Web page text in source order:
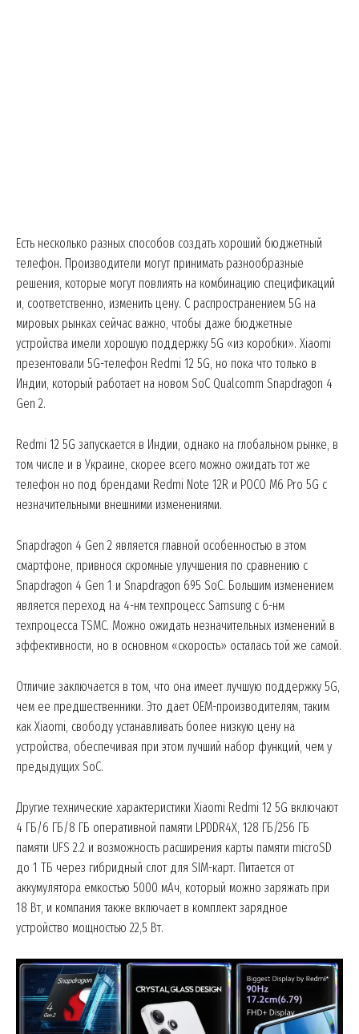
Есть несколько разных способов создать хороший бюджетный
телефон. Производители могут принимать разнообразные
решения, которые могут повлиять на комбинацию спецификаций
и, соответственно, изменить цену. С распространением 5G на
мировых рынках сейчас важно, чтобы даже бюджетные
устройства имели хорошую поддержку 5G «из коробки». Xiaomi
презентовали 5G-телефон Redmi 12 5G, но пока что только в
Индии, который работает на новом SoC Qualcomm Snapdragon 4
Gen 2.
Redmi 12 5G запускается в Индии, однако на глобальном рынке, в
том числе и в Украине, скорее всего можно ожидать тот же
телефон но под брендами Redmi Note 12R и POCO M6 Pro 5G с
незначительными внешними изменениями.
Snapdragon 4 Gen 2 является главной особенностью в этом
смартфоне, привнося скромные улучшения по сравнению с
Snapdragon 4 Gen 1 и Snapdragon 695 SoC. Большим изменением
является переход на 4-нм техпроцесс Samsung с 6-нм
техпроцесса TSMC. Можно ожидать незначительных изменений в
эффективности, но в основном «скорость» осталась той же самой.
Отличие заключается в том, что она имеет лучшую поддержку 5G,
чем ее предшественники. Это дает OEM-производителям, таким
как Xiaomi, свободу устанавливать более низкую цену на
устройства, обеспечивая при этом лучший набор функций, чем у
предыдущих SoC.
Другие технические характеристики Xiaomi Redmi 12 5G включают
4 ГБ/6 ГБ/8 ГБ оперативной памяти LPDDR4X, 128 ГБ/256 ГБ
памяти UFS 2.2 и возможность расширения карты памяти microSD
до 1 ТБ через гибридный слот для SIM-карт. Питается от
аккумулятора емкостью 5000 мАч, который можно заряжать при
18 Вт, и компания также включает в комплект зарядное
устройство мощностью 22,5 Вт.